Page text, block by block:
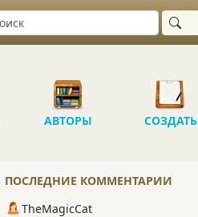
АВТОРЫ СОЗДАТЬ
ПОСЛЕДНИЕ КОММЕНТАРИИ
TheMagicCat